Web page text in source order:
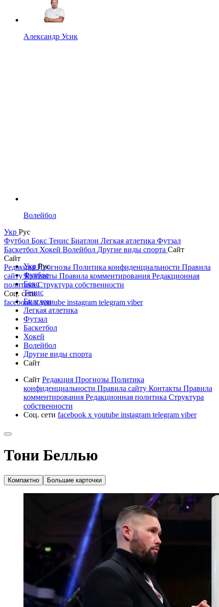
Александр Усик
Волейбол
Укр Рус
Футбол Бокс Тенис Биатлон Легкая атлетика Футзал
Баскетбол Хокей Волейбол Другие виды спорта Сайт
Сайт
РедакцияПрогнозы Политика конфиденциальности Правила
сайтуКонтакты Правила комментирования Редакционная
политикаСтруктура собственности
Соц. сети
facebookxyoutube instagram telegram viber
УкрРус
Футбол
Бокс
Тенис
Биатлон
Легкая атлетика
Футзал
Баскетбол
Хокей
Волейбол
Другие виды спорта
Сайт
Сайт Редакция Прогнозы Политика
конфиденциальности Правила сайту Контакты Правила
комментирования Редакционная политика Структура
собственности
Соц. сети facebook x youtube instagram telegram viber
Тони Беллью
Компактно Большие карточки